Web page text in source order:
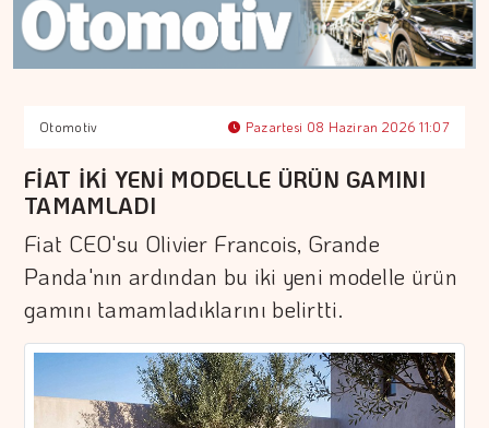
Otomotiv Pazartesi 08 Haziran 2026 11:07
FİAT İKİ YENİ MODELLE ÜRÜN GAMINI
TAMAMLADI
Fiat CEO'su Olivier Francois, Grande
Panda'nın ardından bu iki yeni modelle ürün
gamını tamamladıklarını belirtti.